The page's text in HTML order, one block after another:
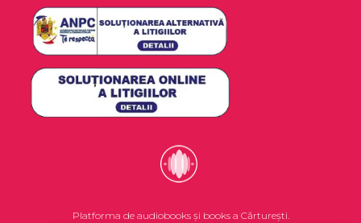
Platforma de audiobooks și books a Cărturești.